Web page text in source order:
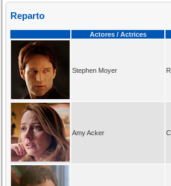
Reparto
Actores / Actrices
Stephen Moyer
Amy Acker